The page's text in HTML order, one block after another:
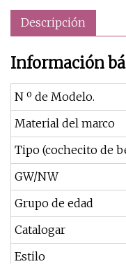
Descripción
Información
N º de Modelo.
Material del marco
Tipo (cochecito de
GW/NW
Grupo de edad
Catalogar
Estilo